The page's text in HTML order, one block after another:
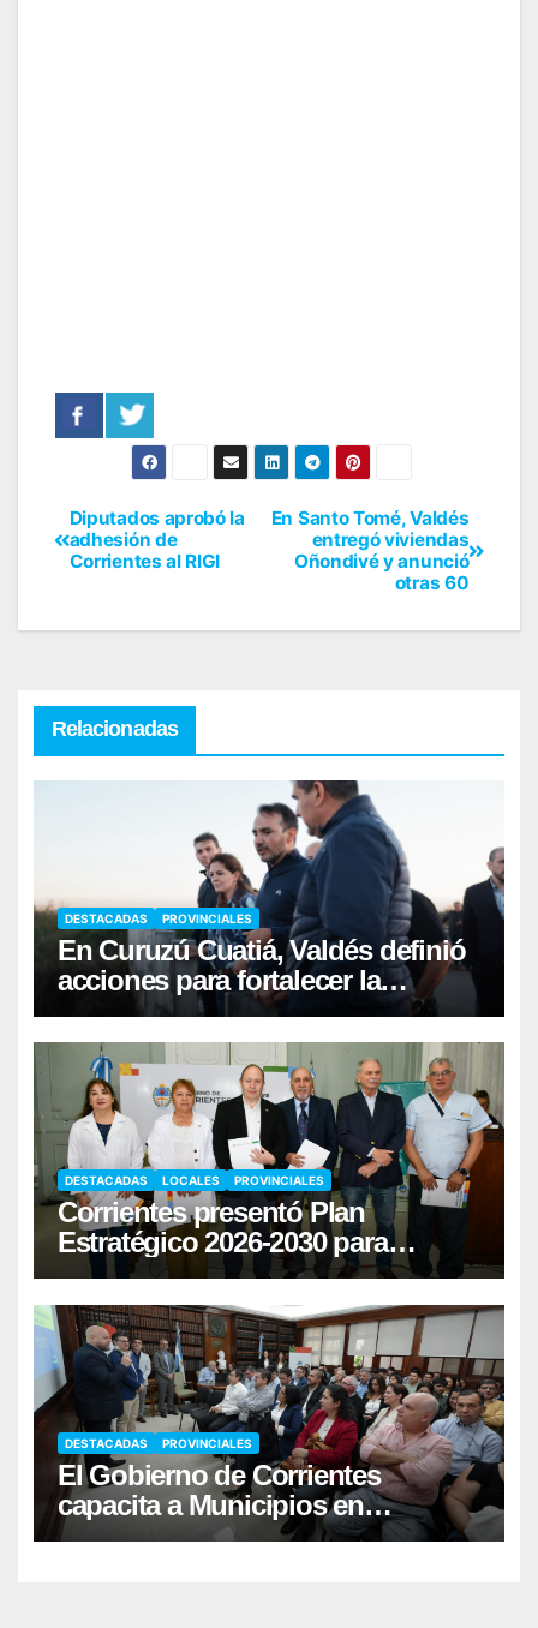
En Santo Tomé, Valdés
entregó viviendas
Oñondivé y anunció
otras 60
Diputados aprobó la
adhesión de
Corrientes al RIGI
Relacionadas
DESTACADAS PROVINCIALES
En Curuzú Cuatiá, Valdés definió
acciones para fortalecer la
infraestructura hídrica
DESTACADAS LOCALES PROVINCIALES
Corrientes presentó Plan
Estratégico 2026-2030 para
fortalecer la donación de órganos
DESTACADAS PROVINCIALES
El Gobierno de Corrientes
capacita a Municipios en
Responsabilidad Fiscal